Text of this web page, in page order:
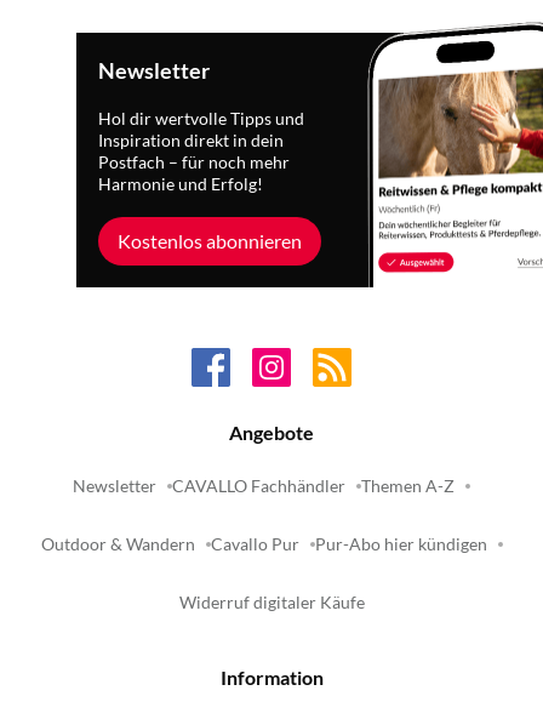
Newsletter
Hol dir wertvolle Tipps und
Inspiration direkt in dein
Postfach – für noch mehr
Harmonie und Erfolg!
Kostenlos abonnieren
Angebote
Newsletter CAVALLO Fachhändler Themen A-Z
Outdoor & Wandern Cavallo Pur Pur-Abo hier kündigen
Widerruf digitaler Käufe
Information